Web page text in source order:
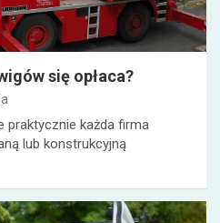
się opłaca?
praktycznie każda firma
lub konstrukcyjną